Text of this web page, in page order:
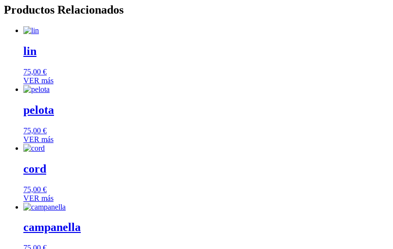
Productos Relacionados
lin
75,00 €
VER más
pelota
75,00 €
VER más
cord
75,00 €
VER más
campanella